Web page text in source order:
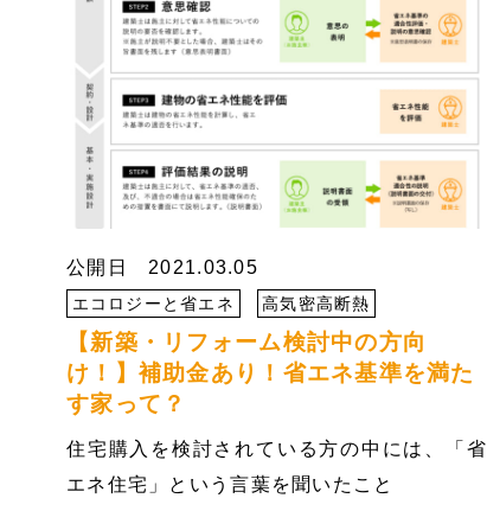
公開日 2021.03.05
エコロジーと省エネ 高気密高断熱
【新築・リフォーム検討中の方向
け！】補助金あり！省エネ基準を満た
す家って？
住宅購入を検討されている方の中には、「省
エネ住宅」という言葉を聞いたこと